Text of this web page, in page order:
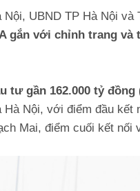
Nội, UBND TP Hà Nội
gắn với chỉnh trang
tư gần 162.000 tỷ
Nội, với điểm đầu
Mai, điểm cuối kết nối